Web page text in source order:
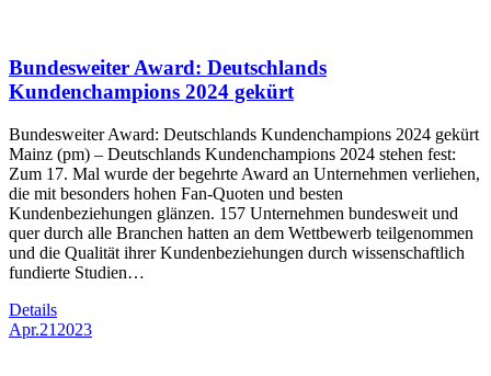
Bundesweiter Award: Deutschlands
Kundenchampions 2024 gekürt
Bundesweiter Award: Deutschlands Kundenchampions 2024 gekürt
Mainz (pm) – Deutschlands Kundenchampions 2024 stehen fest:
Zum 17. Mal wurde der begehrte Award an Unternehmen verliehen,
die mit besonders hohen Fan-Quoten und besten
Kundenbeziehungen glänzen. 157 Unternehmen bundesweit und
quer durch alle Branchen hatten an dem Wettbewerb teilgenommen
und die Qualität ihrer Kundenbeziehungen durch wissenschaftlich
fundierte Studien…
Details
Apr.21 2023